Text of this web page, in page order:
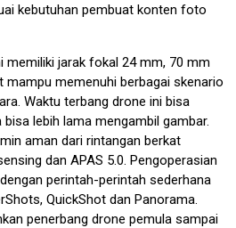
kebutuhan pembuat konten foto
memiliki jarak fokal 24 mm, 70 mm
mampu memenuhi berbagai skenario
Waktu terbang drone ini bisa
lebih lama mengambil gambar.
aman dari rintangan berkat
dan APAS 5.0. Pengoperasian
perintah-perintah sederhana
QuickShot dan Panorama.
penerbang drone pemula sampai